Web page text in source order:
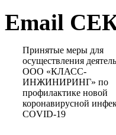
Email
Принятые меры для
осуществления
ООО «КЛАСС-
ИНЖИНИРИНГ» по
профилактике новой
коронавирусной
COVID-19